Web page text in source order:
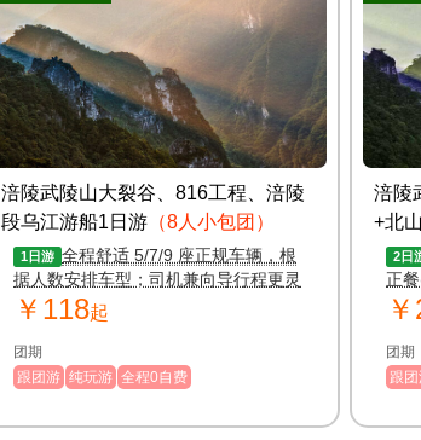
涪陵武陵山大裂谷、816工程、涪陵
段乌江游船1日游 （8人小包团）
1日游 全程舒适 5/7/9 座正规车辆，根
据人数安排车型；司机兼向导行程更灵
活
￥118起
团期
跟团游 纯玩游 全程0自费
涪陵
+北
2日
正
团期
跟